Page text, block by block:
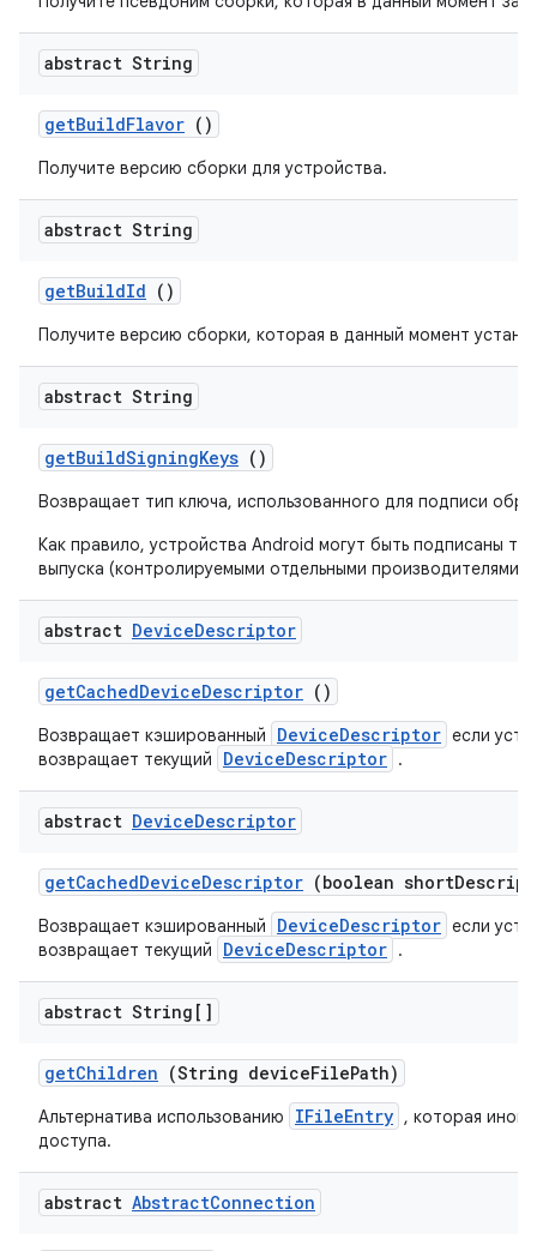
abstract String
getBuildFlavor ()
Получите версию сборки для устройства.
abstract String
getBuildId ()
Получите версию сборки, которая в данный момент
abstract String
getBuildSigningKeys ()
Возвращает тип ключа, использованного для подписи
Как правило, устройства Android могут быть подписаны
выпуска (контролируемыми отдельными производителями
abstract DeviceDescriptor
getCachedDeviceDescriptor ()
Возвращает кэшированный DeviceDescriptor если
возвращает текущий
DeviceDescriptor .
abstract DeviceDescriptor
getCachedDeviceDescriptor (boolean short
Возвращает кэшированный DeviceDescriptor если
возвращает текущий
DeviceDescriptor .
abstract String[]
getChildren (String deviceFilePath)
Альтернатива использованию IFileEntry , которая
доступа.
abstract AbstractConnection